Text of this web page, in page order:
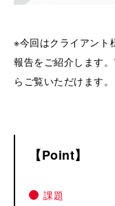
※今回はクライアント
報告をご紹介します
らご覧いただけます。
Point
課題